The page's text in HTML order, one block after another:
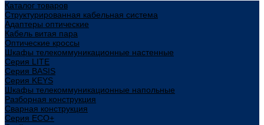
Каталог товаров
Структурированная кабельная система
Адаптеры оптические
Кабель витая пара
Оптические кроссы
Шкафы телекоммуникационные настенные
Cерия LITE
Cерия BASIS
Cерия KEYS
Шкафы телекоммуникационные напольные
Разборная конструкция
Сварная конструкция
Серия ECO+